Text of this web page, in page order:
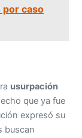
caso
usurpación
que ya fue
expresó su
buscan